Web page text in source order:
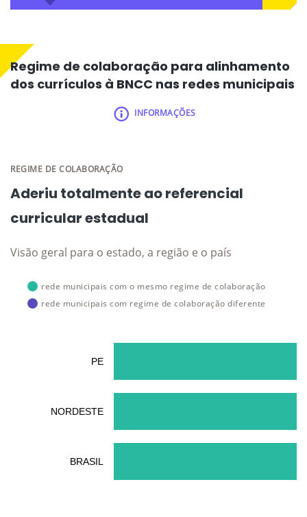
Regime de colaboração para alinhamento
dos currículos à BNCC nas redes municipais
INFORMAÇÕES
REGIME DE COLABORAÇÃO
Aderiu totalmente ao referencial
curricular estadual
Visão geral para o estado, a região e o país
rede municipais com o mesmo regime de colaboração
rede municipais com regime de colaboração diferente
PE
NORDESTE
BRASIL